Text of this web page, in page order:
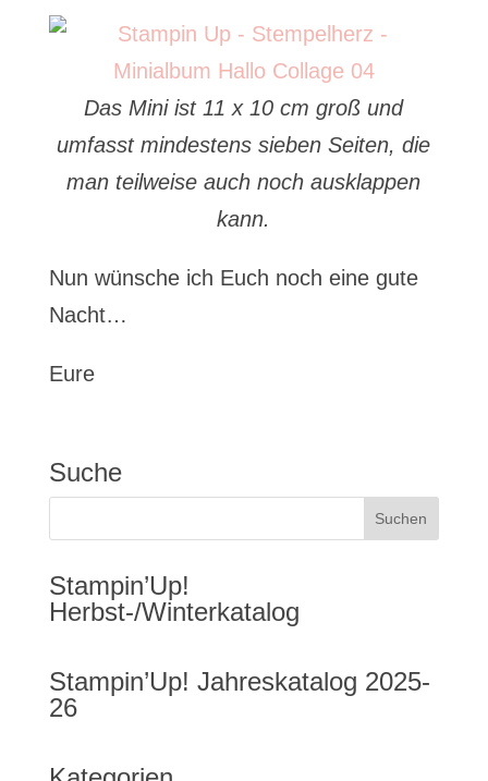
Das Mini ist 11 x 10 cm groß und
umfasst mindestens sieben Seiten, die
man teilweise auch noch ausklappen
kann.
Nun wünsche ich Euch noch eine gute
Nacht…
Eure
Suche
Stampin’Up!
Herbst-/Winterkatalog
Stampin’Up! Jahreskatalog 2025-
26